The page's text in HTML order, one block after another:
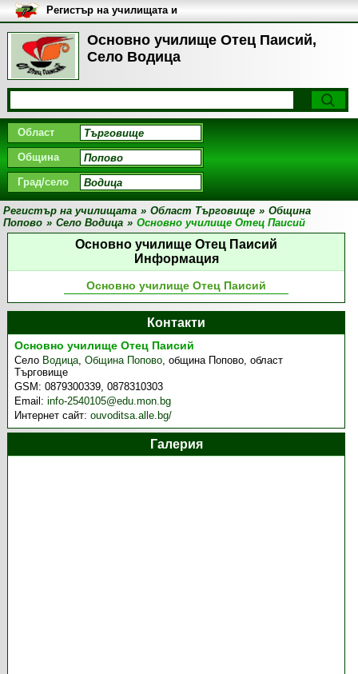
Основно училище Отец Паисий,
Село Водица
Регистър на училищата и
университетите в България
Област
Община
Град/село
Регистър на училищата » Област Търговище » Община
Попово » Село Водица » Основно училище Отец Паисий
Основно училище Отец Паисий
Информация
Основно училище Отец Паисий
Контакти
Основно училище Отец Паисий
Село Водица,Община Попово,община Попово, област
Търговище
GSM:0879300339, 0878310303
Email:info-2540105@edu.mon.bg
Интернет сайт:ouvoditsa.alle.bg/
Галерия